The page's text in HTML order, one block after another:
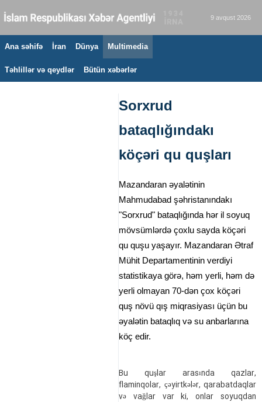
9 avqust 2026
Ana səhifə İran Dünya Multimedia
Təhlillər və qeydlər Bütün xəbərlər
Sorxrud
bataqlığındakı
köçəri qu quşları
Mazandaran əyalətinin
Mahmudabad şəhristanındakı
"Sorxrud" bataqlığında hər il soyuq
mövsümlərdə çoxlu sayda köçəri
qu quşu yaşayır. Mazandaran Ətraf
Mühit Departamentinin verdiyi
statistikaya görə, həm yerli, həm də
yerli olmayan 70-dən çox köçəri
quş növü qış miqrasiyası üçün bu
əyalətin bataqlıq və su anbarlarına
köç edir.
Bu quşlar arasında qazlar,
flaminqolar, çəyirtkələr, qarabatdaqlar
və vağlar var ki, onlar soyuqdan